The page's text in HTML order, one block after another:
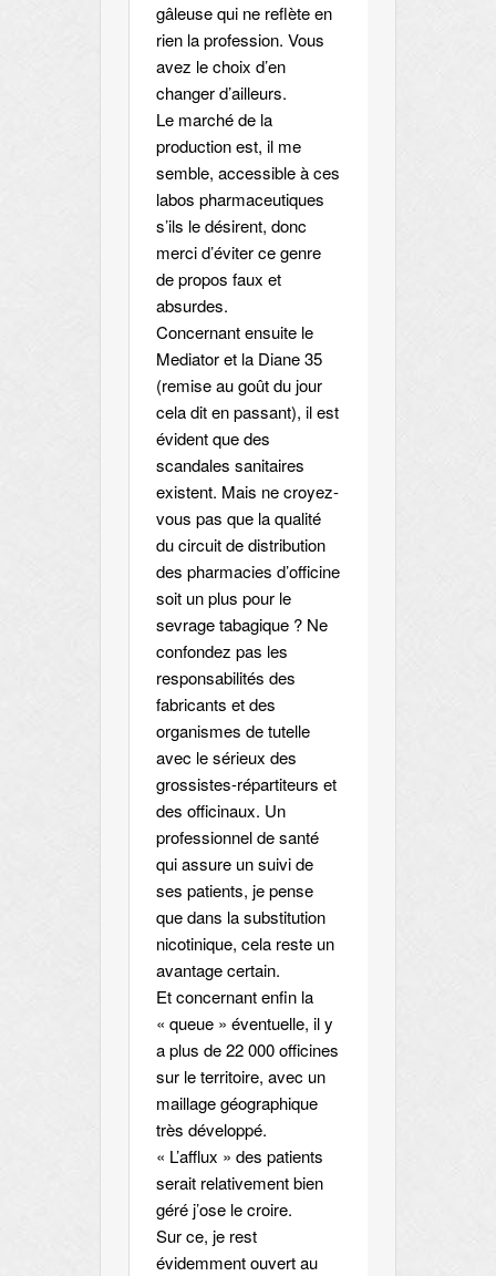
gâleuse qui ne reflète en
rien la profession. Vous
avez le choix d’en
changer d’ailleurs.
Le marché de la
production est, il me
semble, accessible à ces
labos pharmaceutiques
s’ils le désirent, donc
merci d’éviter ce genre
de propos faux et
absurdes.
Concernant ensuite le
Mediator et la Diane 35
(remise au goût du jour
cela dit en passant), il est
évident que des
scandales sanitaires
existent. Mais ne croyez-
vous pas que la qualité
du circuit de distribution
des pharmacies d’officine
soit un plus pour le
sevrage tabagique ? Ne
confondez pas les
responsabilités des
fabricants et des
organismes de tutelle
avec le sérieux des
grossistes-répartiteurs et
des officinaux. Un
professionnel de santé
qui assure un suivi de
ses patients, je pense
que dans la substitution
nicotinique, cela reste un
avantage certain.
Et concernant enfin la
« queue » éventuelle, il y
a plus de 22 000 officines
sur le territoire, avec un
maillage géographique
très développé.
« L’afflux » des patients
serait relativement bien
géré j’ose le croire.
Sur ce, je rest
évidemment ouvert au